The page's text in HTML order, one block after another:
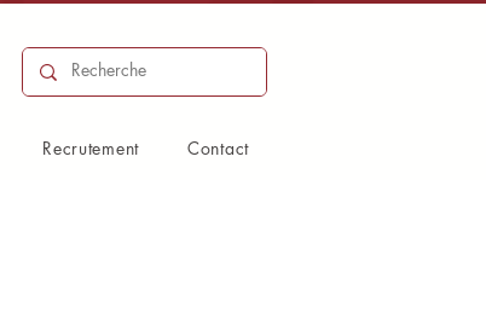
Recrutement Contact